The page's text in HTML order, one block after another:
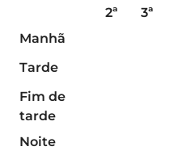
2ª 3ª
Manhã
Tarde
Fim de
tarde
Noite